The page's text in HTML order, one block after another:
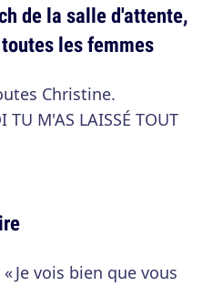
de la salle d'attente,
les femmes
Christine.
TU M'AS LAISSÉ TOUT
Je vois bien que vous